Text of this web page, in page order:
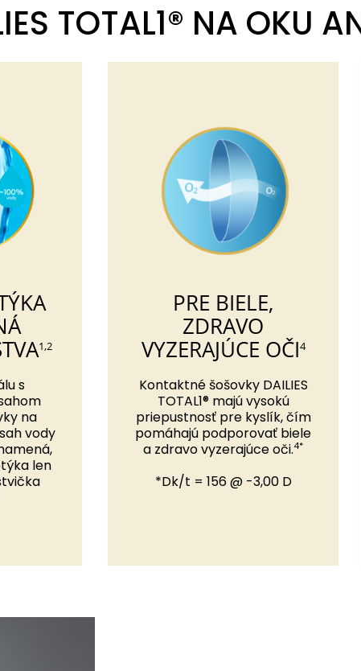
TOTAL1® NA OKU
1,2
s
na
vody
len
PRE BIELE,
ZDRAVO
VYZERAJÚCE OČI4
Kontaktné šošovky DAILIES
TOTAL1® majú vysokú
priepustnosť pre kyslík, čím
pomáhajú podporovať biele
a zdravo vyzerajúce oči.4*
*Dk/t = 156 @ -3,00 D